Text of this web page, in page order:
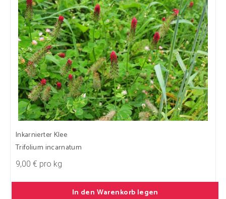
Inkarnierter Klee
Trifolium incarnatum
9,00 € pro kg
In den Warenkorb legen